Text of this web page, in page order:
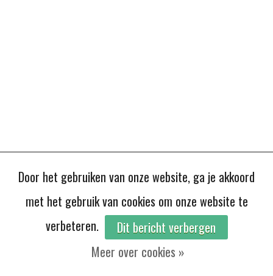
Door het gebruiken van onze website, ga je akkoord
met het gebruik van cookies om onze website te
verbeteren.
Dit bericht verbergen
Meer over cookies »